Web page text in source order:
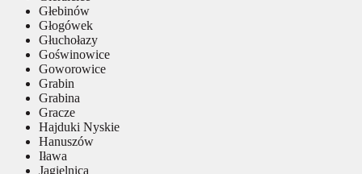
Głebinów
Głogówek
Głuchołazy
Goświnowice
Goworowice
Grabin
Grabina
Gracze
Hajduki Nyskie
Hanuszów
Iława
Jagielnica